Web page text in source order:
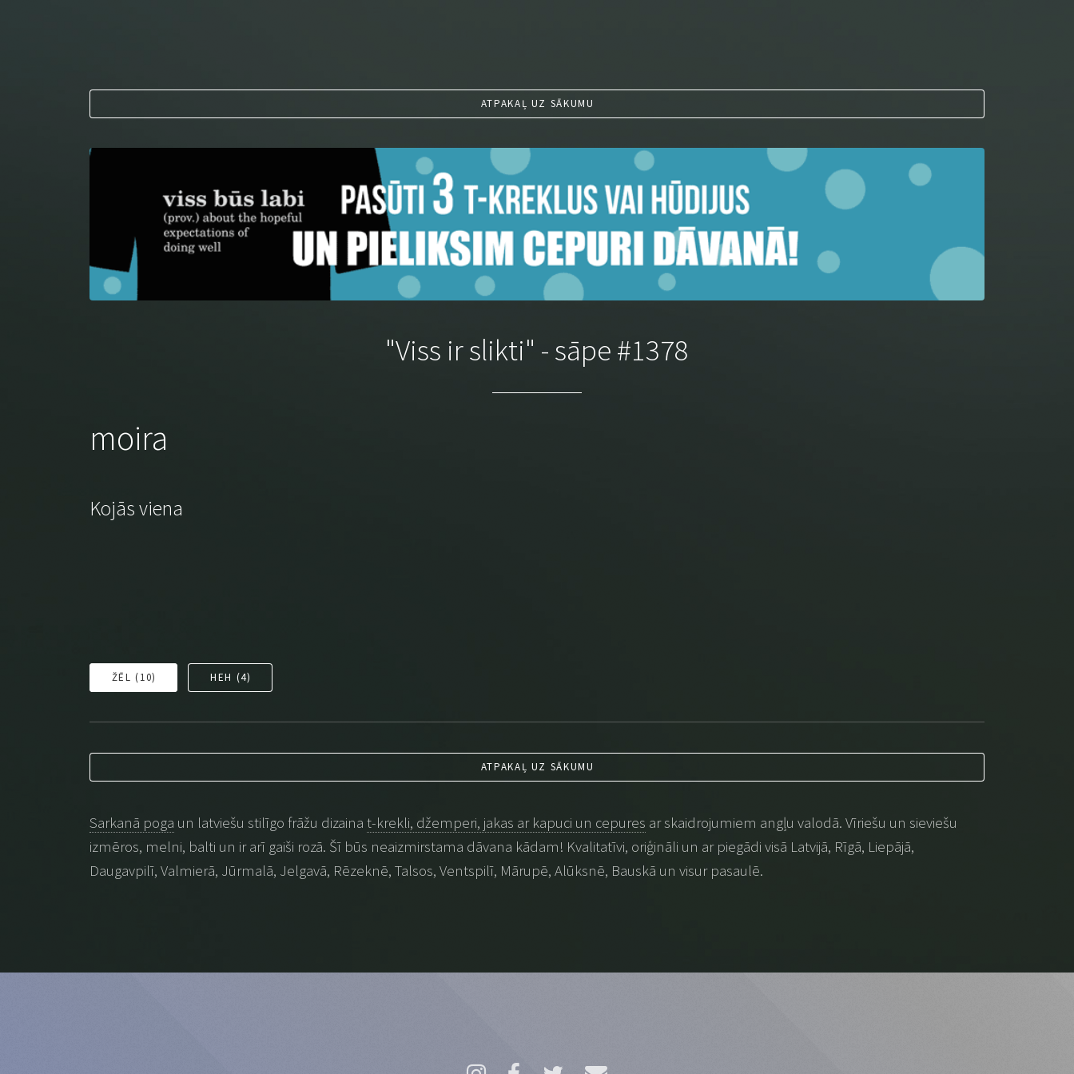
ATPAKAĻ UZ SĀKUMU
"Viss ir slikti" - sāpe #1378
moira
Kojās viena
ŽĒL (10) HEH (4)
ATPAKAĻ UZ SĀKUMU
Sarkanā poga un latviešu stilīgo frāžu dizaina t-krekli, džemperi, jakas ar kapuci un cepures ar skaidrojumiem angļu valodā. Vīriešu un sieviešu
izmēros, melni, balti un ir arī gaiši rozā. Šī būs neaizmirstama dāvana kādam! Kvalitatīvi, oriģināli un ar piegādi visā Latvijā, Rīgā, Liepājā,
Daugavpilī, Valmierā, Jūrmalā, Jelgavā, Rēzeknē, Talsos, Ventspilī, Mārupē, Alūksnē, Bauskā un visur pasaulē.